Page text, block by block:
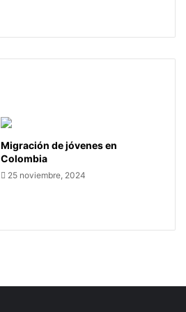
Migración de jóvenes en
Colombia
25 noviembre, 2024